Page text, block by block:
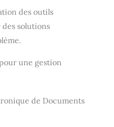
manuel d'utilisation détaillé,
une personne peut
terminer l'installation en
des outils
solutions
une gestion
de Documents